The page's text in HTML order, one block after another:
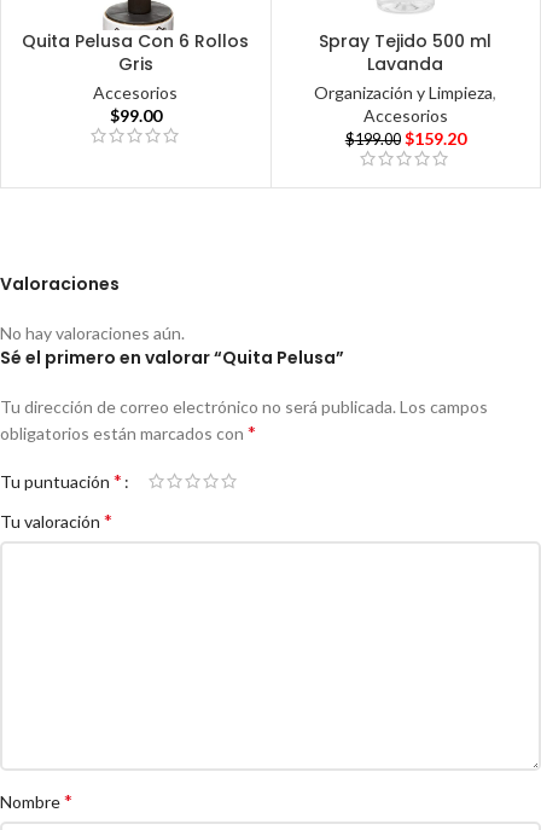
Quita Pelusa Con 6 Rollos
Gris
Accesorios
$99.00
Spray Tejido 500 ml
Lavanda
Organización y Limpieza,
Accesorios
$199.00 $159.20
Valoraciones
No hay valoraciones aún.
Sé el primero en valorar “Quita Pelusa”
Tu dirección de correo electrónico no será publicada. Los campos
obligatorios están marcados con *
Tu puntuación *
Tu valoración *
Nombre*